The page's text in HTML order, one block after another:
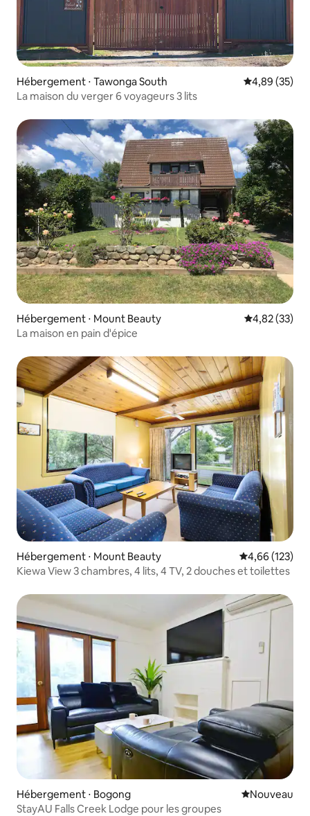
Hébergement ⋅ Tawonga South Évaluation
4,89 (35)
La maison du verger 6 voyageurs 3 lits
Hébergement ⋅ Mount Beauty Évaluation
4,82 (33)
La maison en pain d'épice
Hébergement ⋅ Mount Beauty Évaluation
4,66 (123)
Kiewa View 3 chambres, 4 lits, 4 TV, 2 douches et toilettes
Hébergement ⋅ Bogong Nouvel
Nouveau
StayAU Falls Creek Lodge pour les groupes